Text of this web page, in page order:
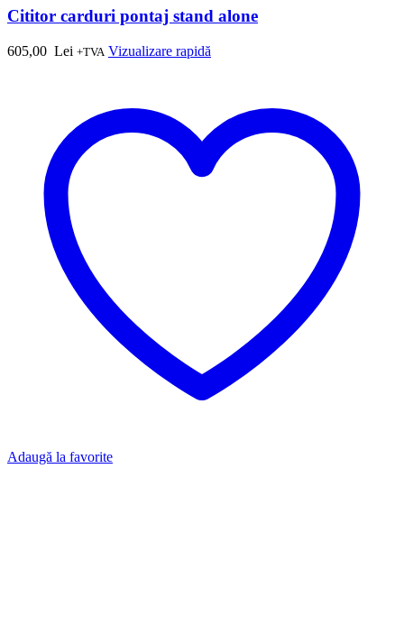
Cititor carduri pontaj stand alone
605,00 Lei +TVA Vizualizare rapidă
Adaugă la favorite